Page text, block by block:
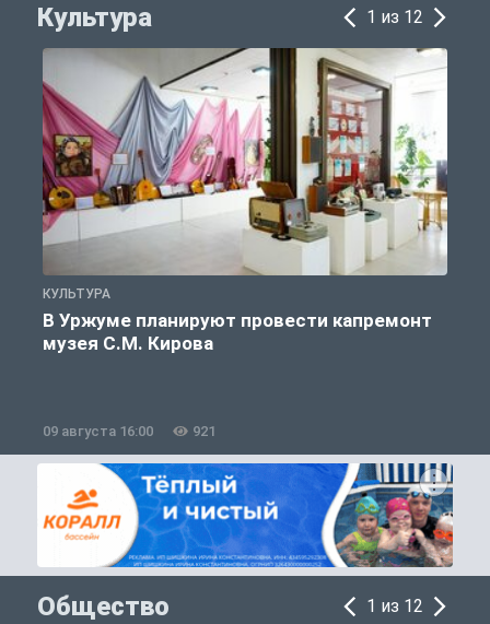
Культура 1 из 12
КУЛЬТУРА
В Уржуме планируют провести капремонт
музея С.М. Кирова
09 августа 16:00 921
Общество 1 из 12